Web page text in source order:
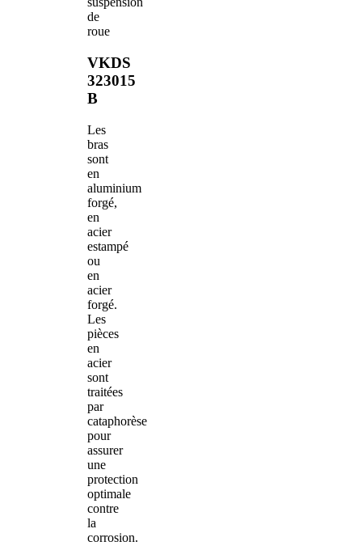
de
roue
VKDS
323015
B
Les
bras
sont
en
aluminium
forgé,
en
acier
estampé
ou
en
acier
forgé.
Les
pièces
en
acier
sont
traitées
par
cataphorèse
pour
assurer
une
protection
optimale
contre
la
corrosion.